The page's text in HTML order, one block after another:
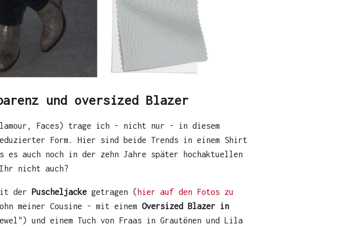
und oversized Blazer
Faces) trage ich - nicht nur - in diesem
Form. Hier sind beide Trends in einem Shirt
auch noch in der zehn Jahre später hochaktuellen
nicht auch?
der Puscheljacke getragen ( hier auf den Fotos zu
meiner Cousine - mit einem Oversized Blazer in
und einem Tuch von Fraas in Grautönen und Lila